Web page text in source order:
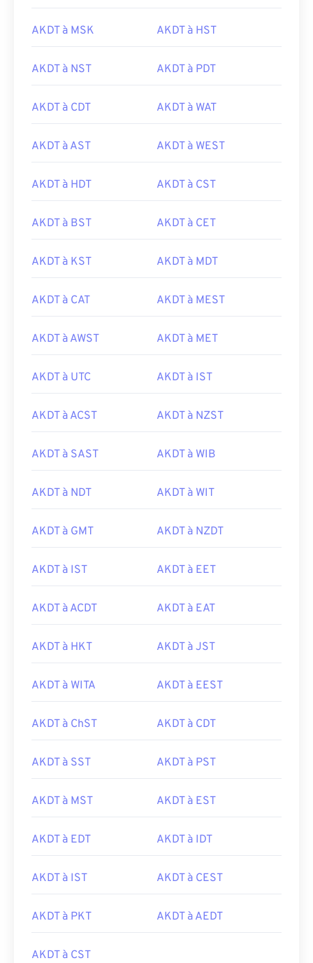
AKDT à MSK AKDT à HST
AKDT à NST AKDT à PDT
AKDT à CDT AKDT à WAT
AKDT à AST AKDT à WEST
AKDT à HDT AKDT à CST
AKDT à BST AKDT à CET
AKDT à KST AKDT à MDT
AKDT à CAT AKDT à MEST
AKDT à AWST AKDT à MET
AKDT à UTC AKDT à IST
AKDT à ACST AKDT à NZST
AKDT à SAST AKDT à WIB
AKDT à NDT AKDT à WIT
AKDT à GMT AKDT à NZDT
AKDT à IST AKDT à EET
AKDT à ACDT AKDT à EAT
AKDT à HKT AKDT à JST
AKDT à WITA AKDT à EEST
AKDT à ChST AKDT à CDT
AKDT à SST AKDT à PST
AKDT à MST AKDT à EST
AKDT à EDT AKDT à IDT
AKDT à IST AKDT à CEST
AKDT à PKT AKDT à AEDT
AKDT à CST